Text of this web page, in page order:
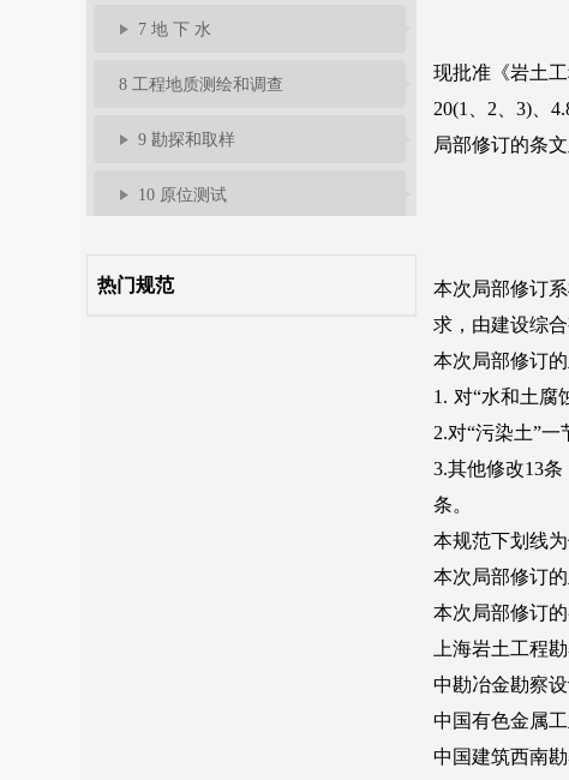
7 地 下 水
8 工程地质测绘和调查
9 勘探和取样
10 原位测试
热门规范